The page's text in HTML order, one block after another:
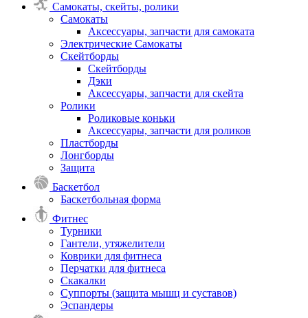
Самокаты, скейты, ролики
Самокаты
Аксессуары, запчасти для самоката
Электрические Самокаты
Скейтборды
Скейтборды
Дэки
Аксессуары, запчасти для скейта
Ролики
Роликовые коньки
Аксессуары, запчасти для роликов
Пластборды
Лонгборды
Защита
Баскетбол
Баскетбольная форма
Фитнес
Турники
Гантели, утяжелители
Коврики для фитнеса
Перчатки для фитнеса
Скакалки
Суппорты (защита мышц и суставов)
Эспандеры